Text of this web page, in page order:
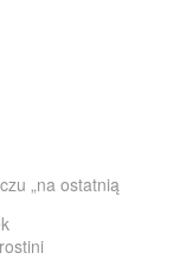
„na ostatnią